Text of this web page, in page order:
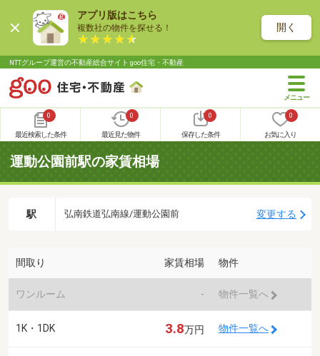
アプリ版はこちら
複数社の物件を探せる！ 開く
NTTグループ運営の不動産総合サイト goo住宅・不動産
0
最近検索した条件
0
最近見た物件
0
保存した条件
0
お気に入り
運動公園前駅の家賃相場
駅 弘南鉄道弘南線/運動公園前 変更する
間取り 家賃相場 物件
ワンルーム - 物件一覧へ
1K・1DK 3.8万円 物件一覧へ